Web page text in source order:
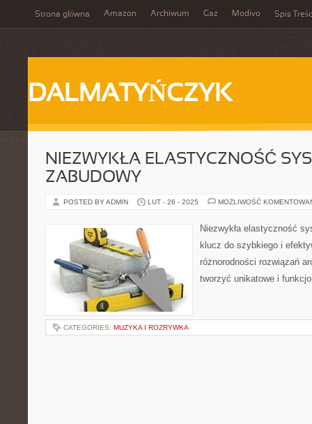
Strona główna Amazon Archiwum Gaz Modivo Spis
DALMATYŃCZYK
NIEZWYKŁA ELASTYCZNOŚĆ
ZABUDOWY
POSTED BY ADMIN LUT - 26 - 2025 MOŻLIWOŚĆ
Niezwykła elastyczność
klucz do szybkiego i
różnorodności rozwiązań
tworzyć unikatowe i
CATEGORIES: MUZYKA I ROZRYWKA